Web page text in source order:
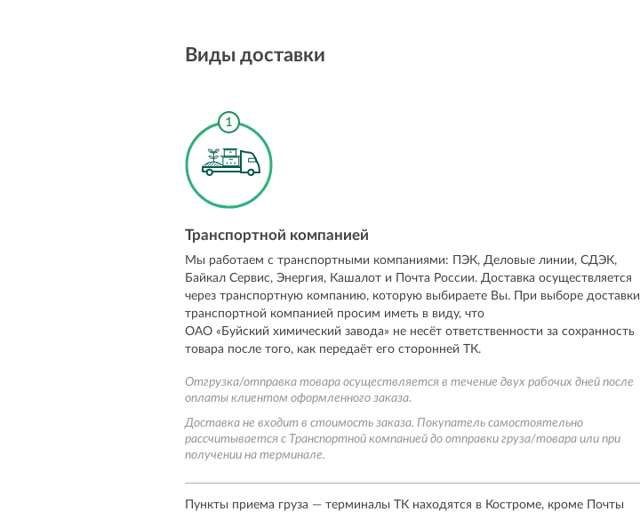
Виды доставки
Транспортной компанией
Мы работаем с транспортными компаниями: ПЭК, Деловые линии, СДЭК,
Байкал Сервис, Энергия, Кашалот и Почта России. Доставка осуществляется
через транспортную компанию, которую выбираете Вы. При выборе доставки
транспортной компанией просим иметь в виду, что
ОАО «Буйский химический завода» не несёт ответственности за сохранность
товара после того, как передаёт его сторонней ТК.
Отгрузка/отправка товара осуществляется в течение двух рабочих дней после
оплаты клиентом оформленного заказа.
Доставка не входит в стоимость заказа. Покупатель самостоятельно
рассчитывается с Транспортной компанией до отправки груза/товара или при
получении на терминале.
Пункты приема груза — терминалы ТК находятся в Костроме, кроме Почты